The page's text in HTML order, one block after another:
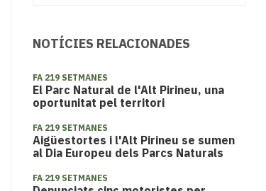
NOTÍCIES RELACIONADES
FA 219 SETMANES
El Parc Natural de l'Alt Pirineu, una
oportunitat pel territori
FA 219 SETMANES
Aigüestortes i l'Alt Pirineu se sumen
al Dia Europeu dels Parcs Naturals
FA 219 SETMANES